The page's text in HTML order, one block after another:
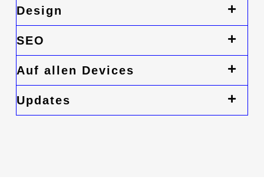
Design
SEO
Auf allen Devices
Updates